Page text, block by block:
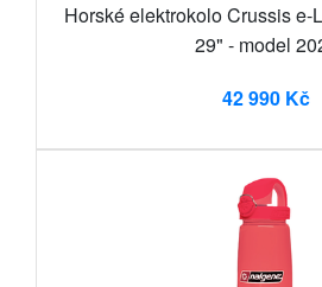
Horské elektrokolo Crussis e-
29" - model
42 990 Kč